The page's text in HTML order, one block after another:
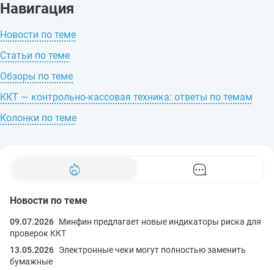
неиспользованным кассовым чекам
№ КМ-3), ОКУД 0330103
Акт о переводе показаний суммирующих
денежных счетчиков на нули и регистрации
контрольных счетчиков ККМ (публикуемая
форма) (унифицированная форма № КМ-1), ОКУД
кассы (публикуемая форма) (унифицированная
Акт о снятии показаний счетчиков при сдаче
форма) (унифицированная форма № КМ-2), ОКУД
0330102
Журнал кассира-операциониста (публикуемая
Новости по теме
09.07.2026 Минфин предлагает новые индикаторы риска для
проверок ККТ
13.05.2026 Электронные чеки могут полностью заменить
бумажные
Навигация
Новости по теме
Статьи по теме
Обзоры по теме
ККТ — контрольно-кассовая техника: ответы по темам
Колонки по теме